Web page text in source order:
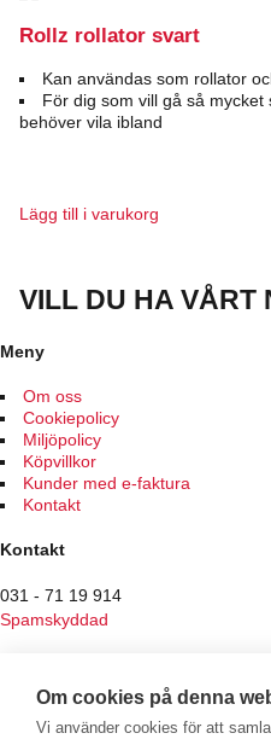
Om cookies på denna
Vi använder cookies för att
varianter.
olika
alternativen
kan
Rollz rollator svart
Kan användas som rollator
För dig som vill gå så
behöver vila ibland
Lägg till i varukorg
VILL DU HA VÅRT
Meny
Om oss
Cookiepolicy
Miljöpolicy
Köpvillkor
Kunder med e-faktura
Kontakt
Kontakt
031 - 71 19 914
Spamskyddad